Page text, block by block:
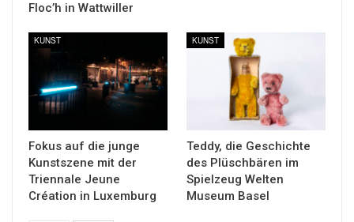
Floc’h in Wattwiller
KUNST
Fokus auf die junge
Kunstszene mit der
Triennale Jeune
Création in Luxemburg
KUNST
Teddy, die Geschichte
des Plüschbären im
Spielzeug Welten
Museum Basel